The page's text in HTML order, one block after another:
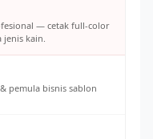
— cetak full-color
jenis kain.
pemula bisnis sablon